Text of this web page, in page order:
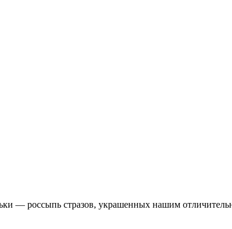
— россыпь стразов, украшенных нашим